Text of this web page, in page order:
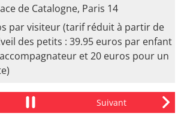
de Catalogne, Paris 14
par visiteur (tarif réduit à partir de
des petits : 39.95 euros par enfant
et 20 euros pour un